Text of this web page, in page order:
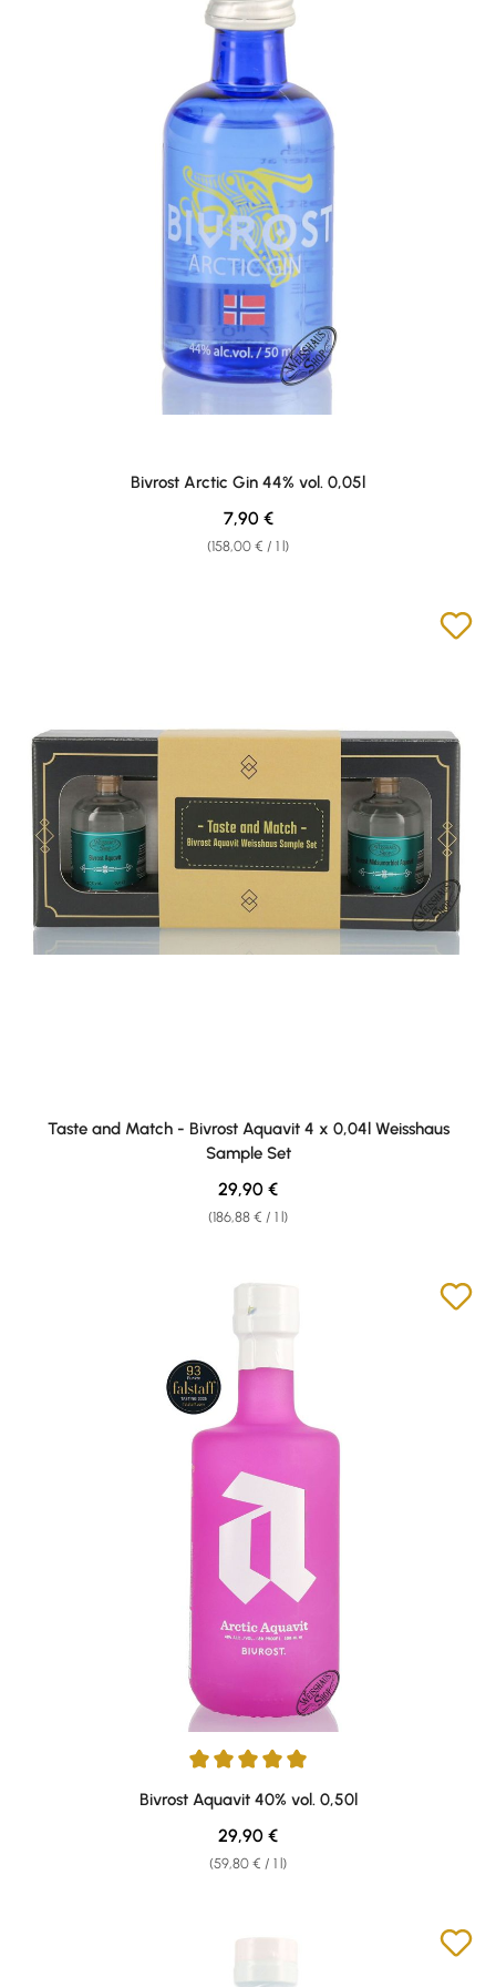
Bivrost Arctic Gin 44% vol. 0,05l
(158,00 € / 1 l)
Regular price:
7,90 €
Taste and Match - Bivrost Aquavit 4 x 0,04l Weisshaus
Sample Set
(186,88 € / 1 l)
Regular price:
29,90 €
Bivrost Aquavit 40% vol. 0,50l
(59,80 € / 1 l)
Regular price:
29,90 €